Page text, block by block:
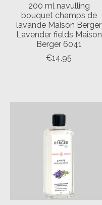
200 ml navulling
bouquet champs de
lavande Maison Berger
Lavender fields Maison
Berger 6041
€14,95